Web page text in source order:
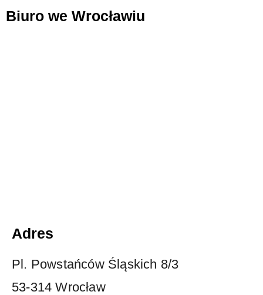
Biuro we Wrocławiu
Adres
Pl. Powstańców Śląskich 8/3
53-314 Wrocław